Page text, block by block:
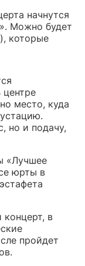
начнутся
Можно будет
которые
центре
место, куда
но и подачу,
«Лучшее
юрты в
концерт, в
пройдет